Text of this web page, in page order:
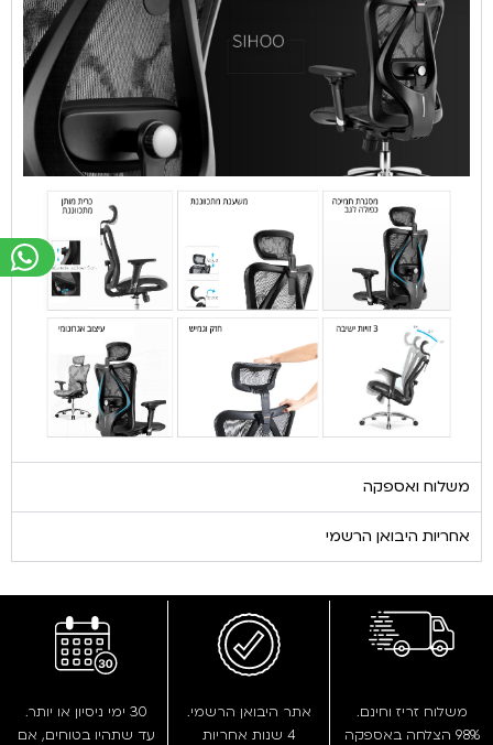
משלוח ואספקה
אחריות היבואן הרשמי
משלוח זריז וחינם.
98% הצלחה באספקה
אתר היבואן הרשמי.
4 שנות אחריות
30 ימי ניסיון או יותר.
עד שתהיו בטוחים, אם